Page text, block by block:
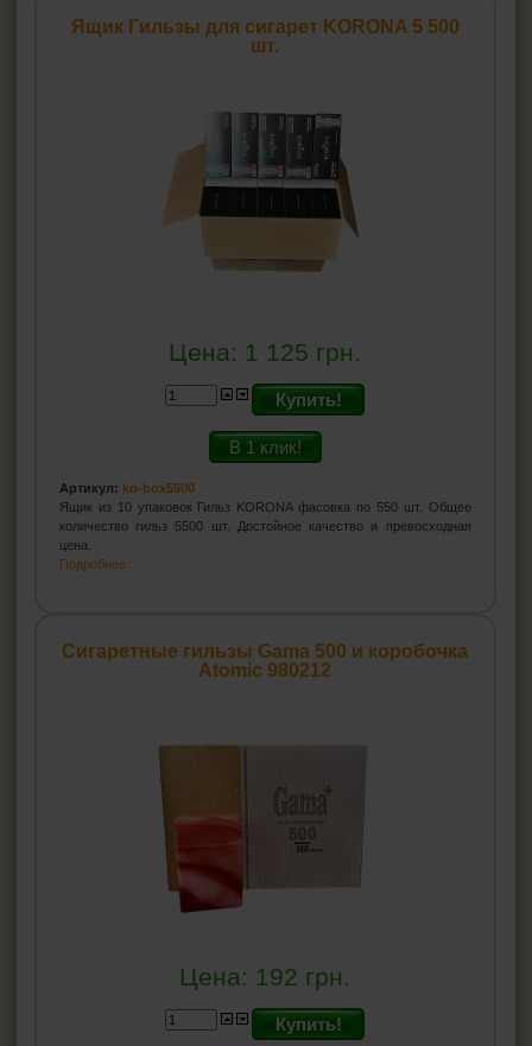
Ящик Гильзы для сигарет KORONA 5 500
шт.
Цена: 1 125 грн.
Купить!
В 1 клик!
Артикул: ko-box5500
Ящик из 10 упаковок Гильз KORONA фасовка по 550 шт. Общее
количество гильз 5500 шт. Достойное качество и превосходная
цена.
Подробнее...
Сигаретные гильзы Gama 500 и коробочка
Atomic 980212
Цена: 192 грн.
Купить!